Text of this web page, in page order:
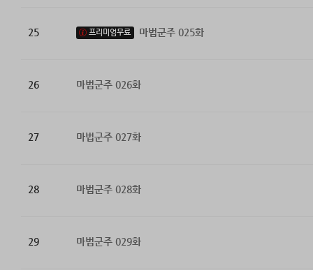
25 프리미엄무료 마법군주 025화
26 마법군주 026화
27 마법군주 027화
28 마법군주 028화
29 마법군주 029화